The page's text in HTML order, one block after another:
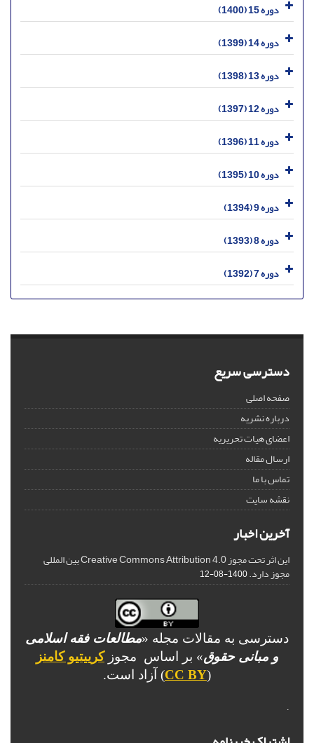
دوره 15 (1400)
دوره 14 (1399)
دوره 13 (1398)
دوره 12 (1397)
دوره 11 (1396)
دوره 10 (1395)
دوره 9 (1394)
دوره 8 (1393)
دوره 7 (1392)
دسترسی سریع
صفحه اصلی
درباره نشریه
اعضای هیات تحریریه
ارسال مقاله
تماس با ما
نقشه سایت
آخرین اخبار
این اثر تحت مجوز Creative Commons Attribution 4.0 بین المللی
مجوز دارد.1400-08-12
دسترسی به مقالات مجله «مطالعات فقه اسلامی
و مبانی حقوق» بر اساس مجوزکرییتیو کامنز
(
CC BY) آزاد است.